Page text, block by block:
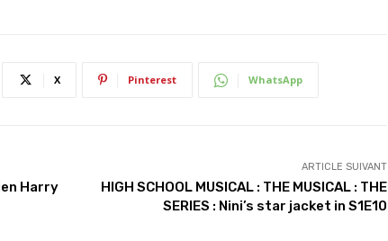
X Pinterest WhatsApp
Harry
ARTICLE SUIVANT
HIGH SCHOOL MUSICAL : THE MUSICAL : THE
SERIES : Nini’s star jacket in S1E10